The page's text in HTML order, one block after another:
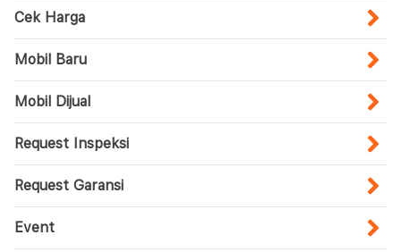
Cek Harga
Mobil Baru
Mobil Dijual
Request Inspeksi
Request Garansi
Event